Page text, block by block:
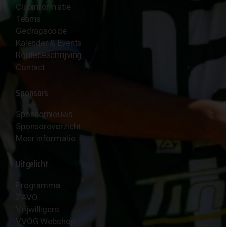
Clubinformatie
Teams
Gedragscode
Kalender & Events
Routebeschrijving
Contact
Sponsors
Sponsornieuws
Sponsoroverzicht
Meer informatie
Uitgelicht
Programma
ZAVO
Vrijwilligers
VVOG Webshop